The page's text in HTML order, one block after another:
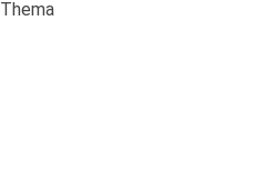
Thema